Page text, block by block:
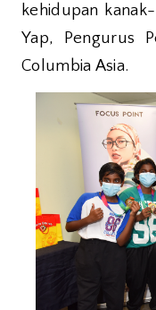
kehidupan
Yap, Pengurus
Columbia Asia.